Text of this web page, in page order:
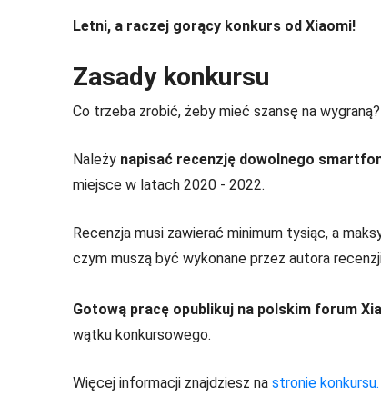
Letni, a raczej gorący konkurs od Xiaomi!
Zasady konkursu
Co trzeba zrobić, żeby mieć szansę na wygraną?
Należy napisać recenzję dowolnego
miejsce w latach 2020 - 2022.
Recenzja musi zawierać minimum tysiąc, a
czym muszą być wykonane przez autora
Gotową pracę opublikuj na polskim forum
wątku konkursowego.
Więcej informacji znajdziesz na stronie konkursu.